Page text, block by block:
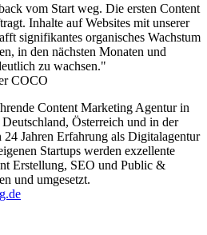
vom Start weg. Die ersten Content
Inhalte auf Websites mit unserer
signifikantes organisches Wachstum
in den nächsten Monaten und
zu wachsen."
COCO
Content Marketing Agentur in
Österreich und in der
Jahren Erfahrung als Digitalagentur
Startups werden exzellente
Erstellung, SEO und Public &
und umgesetzt.